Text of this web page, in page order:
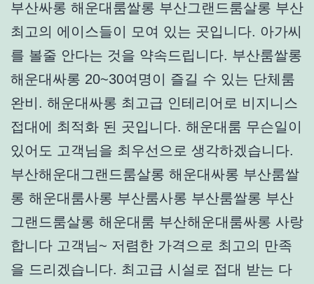
부산싸롱 해운대룸쌀롱 부산그랜드룸살롱 부산
최고의 에이스들이 모여 있는 곳입니다. 아가씨
를 볼줄 안다는 것을 약속드립니다. 부산룸쌀롱
해운대싸롱 20~30여명이 즐길 수 있는 단체룸
완비. 해운대싸롱 최고급 인테리어로 비지니스
접대에 최적화 된 곳입니다. 해운대룸 무슨일이
있어도 고객님을 최우선으로 생각하겠습니다.
부산해운대그랜드룸살롱 해운대싸롱 부산룸쌀
롱 해운대룸사롱 부산룸사롱 부산룸쌀롱 부산
그랜드룸살롱 해운대룸 부산해운대룸싸롱 사랑
합니다 고객님~ 저렴한 가격으로 최고의 만족
을 드리겠습니다. 최고급 시설로 접대 받는 다